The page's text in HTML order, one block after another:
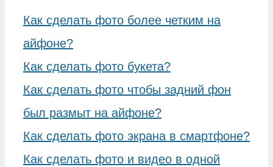
Как сделать фото более четким на
айфоне?
Как сделать фото букета?
Как сделать фото чтобы задний фон
был размыт на айфоне?
Как сделать фото экрана в смартфоне?
Как сделать фото и видео в одной